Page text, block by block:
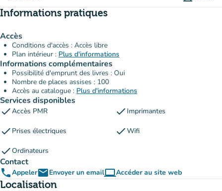
Informations pratiques
Accès
Conditions d'accès : Accès libre
Plan intérieur : Plus d'informations
Informations complémentaires
Possibilité d'emprunt des livres : Oui
Nombre de places assises : 100
Accès au catalogue : Plus d'informations
Services disponibles
checkAccès PMR check Imprimantes
check Prises électriques checkWifi
checkOrdinateurs
Contact
phoneAppeleremailEnvoyer un emailcomputerAccéder au site web
(nouvel onglet)
Localisation